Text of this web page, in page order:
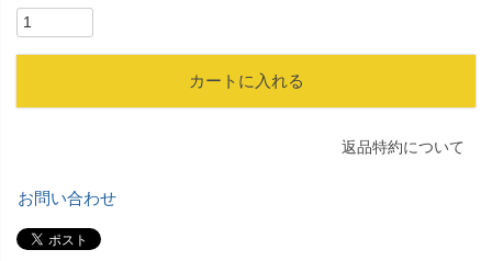
カートに入れる
返品特約について
お問い合わせ